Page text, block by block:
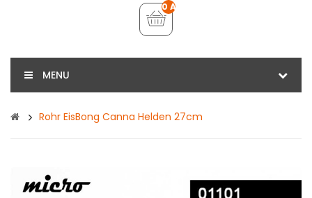
0 Artikel - €0,00
MENU
Rohr EisBong Canna Helden 27cm